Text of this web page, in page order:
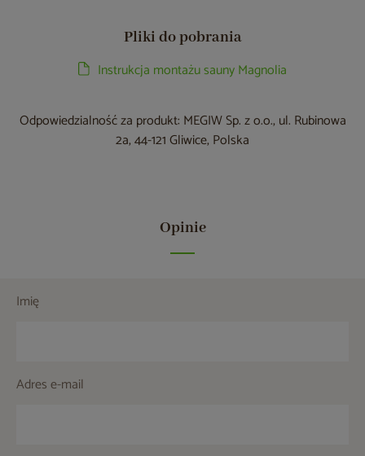
Pliki do pobrania
Instrukcja montażu sauny Magnolia
Odpowiedzialność za produkt: MEGIW Sp. z o.o., ul. Rubinowa
2a, 44-121 Gliwice, Polska
Opinie
Imię
Adres e-mail